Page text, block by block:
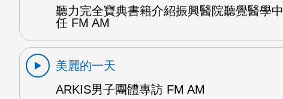
聽力完全寶典書籍介紹振興醫院聽覺醫學
任 FM AM
美麗的一天
ARKIS男子團體專訪 FM AM